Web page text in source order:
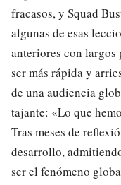
fracasos, y Squad
algunas de esas
anteriores con largos
ser más rápida y
de una audiencia
tajante: «Lo que
Tras meses de
desarrollo,
ser el fenómeno